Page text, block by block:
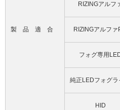
製品適合
RIZINGアルフ
RIZINGアルファ
フォグ専用
純正LEDフォグラ
HID